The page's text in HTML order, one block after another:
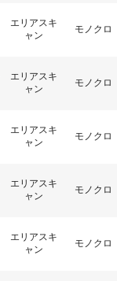
エリアスキ
ャン
モノクロ
エリアスキ
ャン
モノクロ
エリアスキ
ャン
モノクロ
エリアスキ
ャン
モノクロ
エリアスキ
ャン
モノクロ